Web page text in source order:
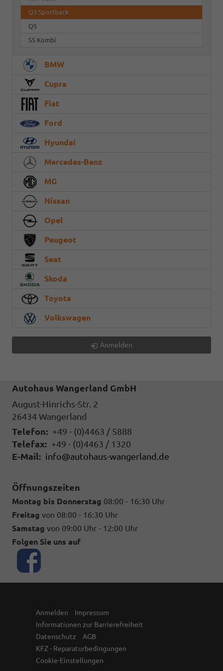
Q3 Sportback
Q5
S5 Kombi
BMW
Cupra
Fiat
Ford
Hyundai
Mercedes-Benz
MG
Nissan
Opel
Peugeot
Seat
Skoda
Toyota
Volkswagen
Anmelden
Autohaus Wangerland GmbH
August-Hinrichs-Str. 2
26434 Wangerland
Telefon: +49 - (0)4463 / 5888
Telefax: +49 - (0)4463 / 1320
E-Mail: info@autohaus-wangerland.de
Öffnungszeiten
Montag bis Donnerstag 08:00 - 16:30 Uhr
Freitag von 08:00 - 16:30 Uhr
Samstag von 09:00 Uhr - 12:00 Uhr
Folgen Sie uns auf
Anmelden
Impressum
Informationen zur Barrierefreiheit
Datenschutz
AGB
KFZ - Reparaturbedingungen
Cookie-Einstellungen